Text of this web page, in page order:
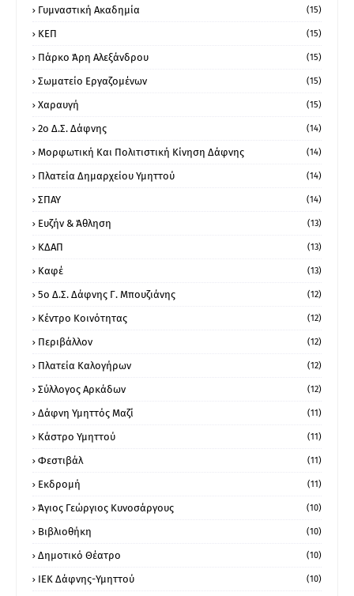
Γυμναστική Ακαδημία (15)
ΚΕΠ (15)
Πάρκο Άρη Αλεξάνδρου (15)
Σωματείο Εργαζομένων (15)
Χαραυγή (15)
2ο Δ.Σ. Δάφνης (14)
Μορφωτική Και Πολιτιστική Κίνηση Δάφνης (14)
Πλατεία Δημαρχείου Υμηττού (14)
ΣΠΑΥ (14)
Ευζήν & Άθληση (13)
ΚΔΑΠ (13)
Καφέ (13)
5ο Δ.Σ. Δάφνης Γ. Μπουζιάνης (12)
Κέντρο Κοινότητας (12)
Περιβάλλον (12)
Πλατεία Καλογήρων (12)
Σύλλογος Αρκάδων (12)
Δάφνη Υμηττός Μαζί (11)
Κάστρο Υμηττού (11)
Φεστιβάλ (11)
Εκδρομή (11)
Άγιος Γεώργιος Κυνοσάργους (10)
Βιβλιοθήκη (10)
Δημοτικό Θέατρο (10)
ΙΕΚ Δάφνης-Υμηττού (10)